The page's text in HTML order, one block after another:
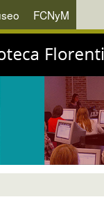
FCNyM